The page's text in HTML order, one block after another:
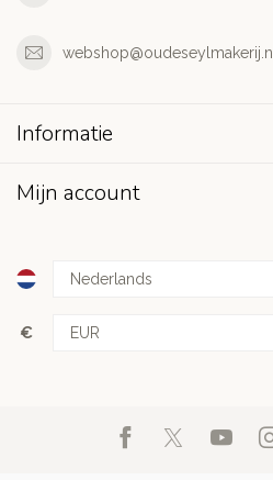
webshop@oudeseylmakerij.nl
Informatie
Mijn account
€